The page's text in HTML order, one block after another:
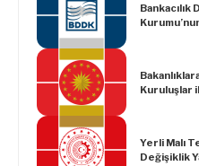
Kuruluşlar
Numarası:
Yerli Malı
Değişiklik